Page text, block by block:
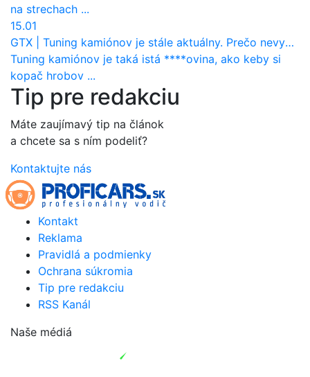
na strechach ...
15.01
GTX
Tuning kamiónov je stále aktuálny. Prečo nevyhynul ako pri osobákoch?
Tuning kamiónov je taká istá ****ovina, ako keby si
kopač hrobov ...
Tip pre redakciu
Máte zaujímavý tip na článok
a chcete sa s ním podeliť?
Kontaktujte nás
Kontakt
Reklama
Pravidlá a podmienky
Ochrana súkromia
Tip pre redakciu
RSS Kanál
Naše médiá